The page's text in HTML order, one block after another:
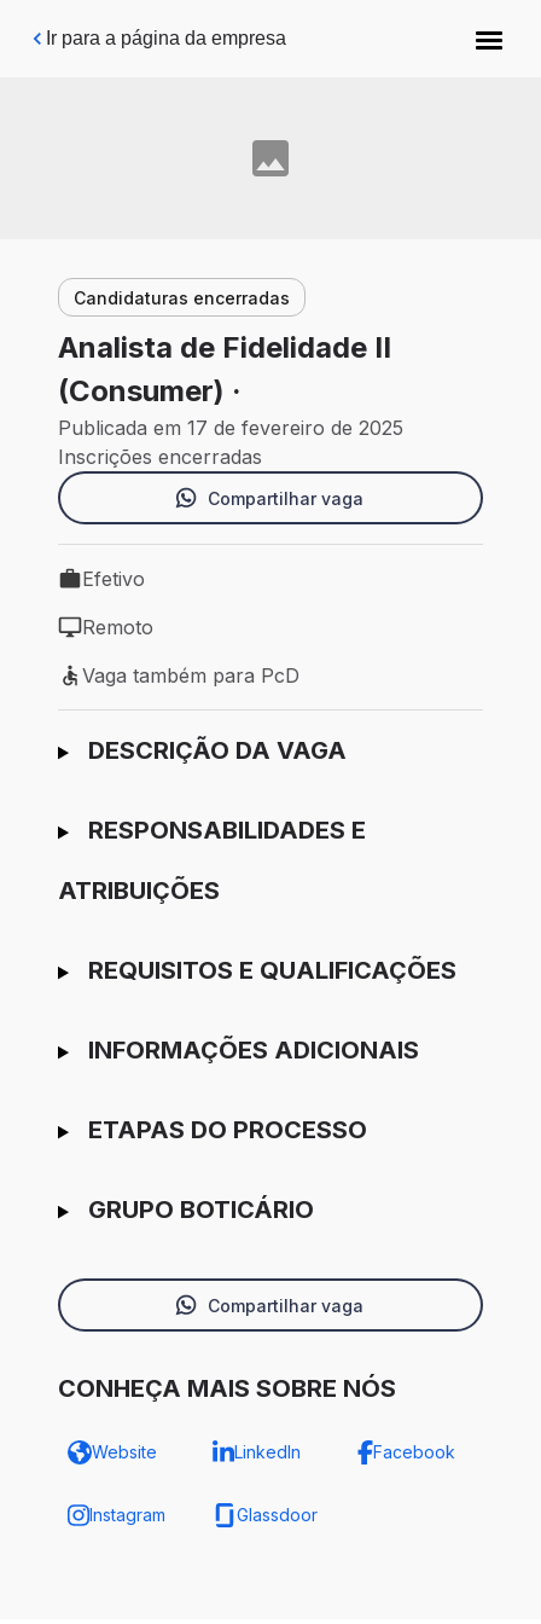
Pular para o conteúdo principal
Ir para a página da empresa
Candidaturas encerradas
Analista de Fidelidade II
(Consumer) ·
Publicada em 17 de fevereiro de 2025
Inscrições encerradas
Compartilhar vaga
Tipo de vaga: Efetivo
Efetivo
Modelo de trabalho: Remoto
Remoto
Vaga também para PcD
Vaga também para PcD
Ir para candidatura
DESCRIÇÃO DA VAGA
RESPONSABILIDADES E
ATRIBUIÇÕES
REQUISITOS E QUALIFICAÇÕES
INFORMAÇÕES ADICIONAIS
ETAPAS DO PROCESSO
GRUPO BOTICÁRIO
Compartilhar vaga
CONHEÇA MAIS SOBRE NÓS
Website LinkedIn Facebook
Instagram Glassdoor